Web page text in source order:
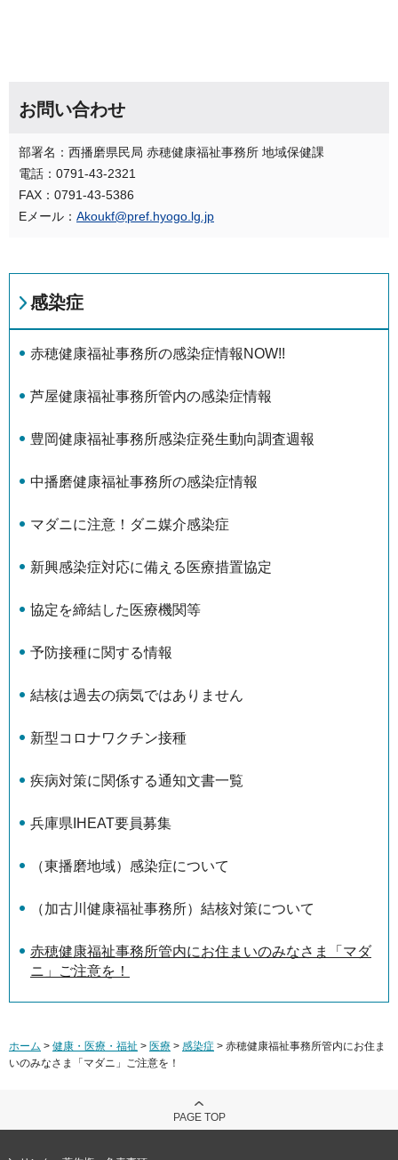
お問い合わせ
部署名：西播磨県民局 赤穂健康福祉事務所 地域保健課
電話：0791-43-2321
FAX：0791-43-5386
Eメール： Akoukf@pref.hyogo.lg.jp
感染症
赤穂健康福祉事務所の感染症情報NOW!!
芦屋健康福祉事務所管内の感染症情報
豊岡健康福祉事務所感染症発生動向調査週報
中播磨健康福祉事務所の感染症情報
マダニに注意！ダニ媒介感染症
新興感染症対応に備える医療措置協定
協定を締結した医療機関等
予防接種に関する情報
結核は過去の病気ではありません
新型コロナワクチン接種
疾病対策に関係する通知文書一覧
兵庫県IHEAT要員募集
（東播磨地域）感染症について
（加古川健康福祉事務所）結核対策について
赤穂健康福祉事務所管内にお住まいのみなさま「マダ
ニ」ご注意を！
ホーム > 健康・医療・福祉 > 医療 > 感染症 > 赤穂健康福祉事務所管内にお住ま
いのみなさま「マダニ」ご注意を！
PAGE TOP